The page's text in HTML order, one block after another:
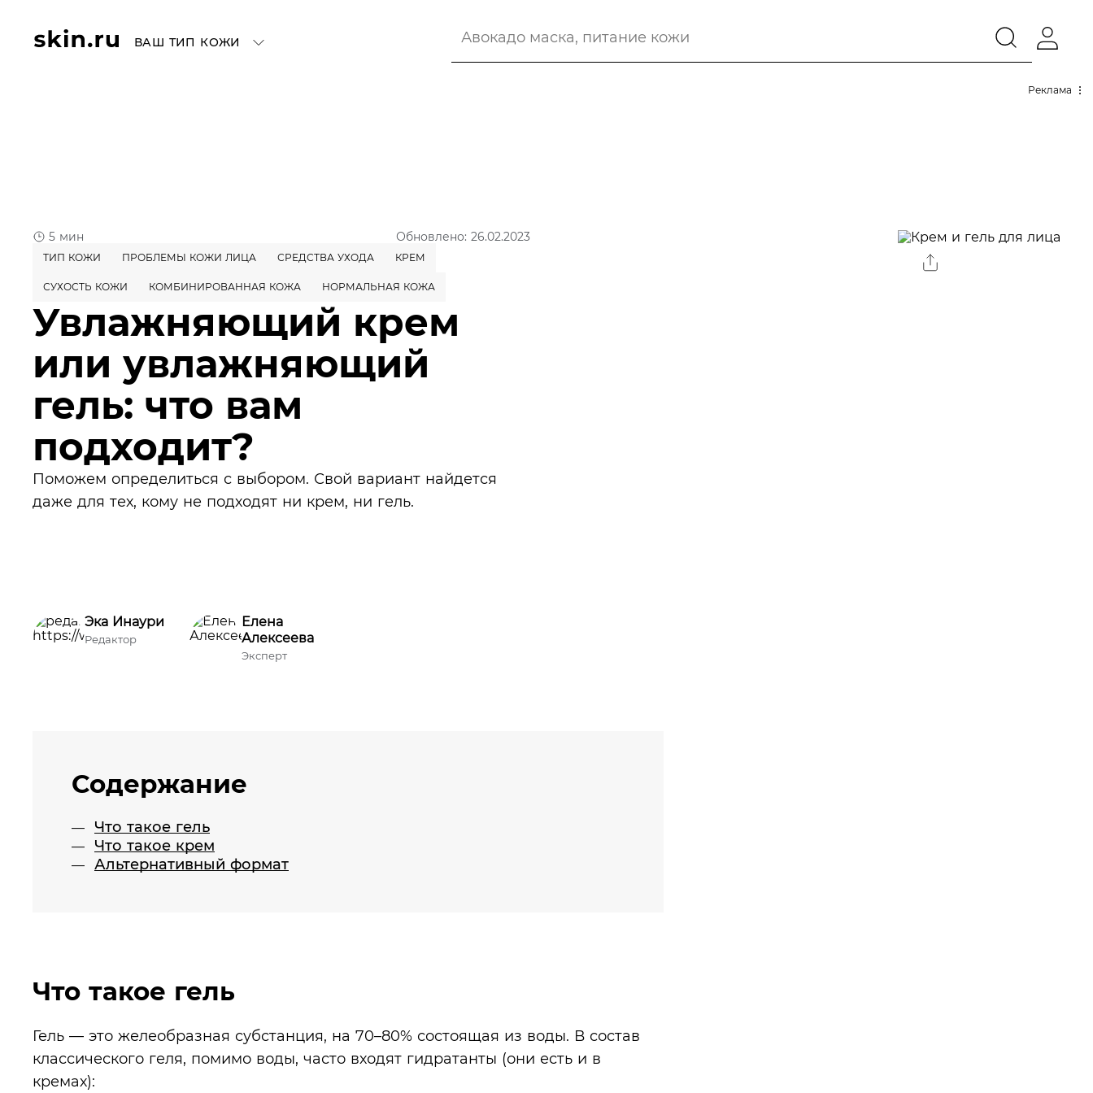
ВАШ ТИП КОЖИ
Реклама
5 мин Обновлено: 26.02.2023
ТИП КОЖИ ПРОБЛЕМЫ КОЖИ ЛИЦА СРЕДСТВА УХОДА КРЕМ
СУХОСТЬ КОЖИ КОМБИНИРОВАННАЯ КОЖА НОРМАЛЬНАЯ КОЖА
Увлажняющий крем
или увлажняющий
гель: что вам
подходит?
Поможем определиться с выбором. Свой вариант найдется
даже для тех, кому не подходят ни крем, ни гель.
Эка Инаури
Редактор
Елена
Алексеева
Эксперт
Содержание
Что такое гель
Что такое крем
Альтернативный формат
Что такое гель
Гель — это желеобразная субстанция, на 70–80% состоящая из воды. В состав
классического геля, помимо воды, часто входят гидратанты (они есть и в
кремах):